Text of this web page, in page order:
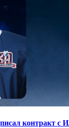
контракт с